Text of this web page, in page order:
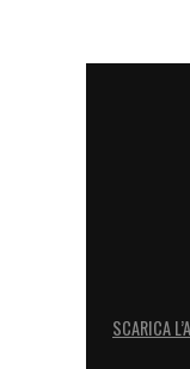
SCARICA